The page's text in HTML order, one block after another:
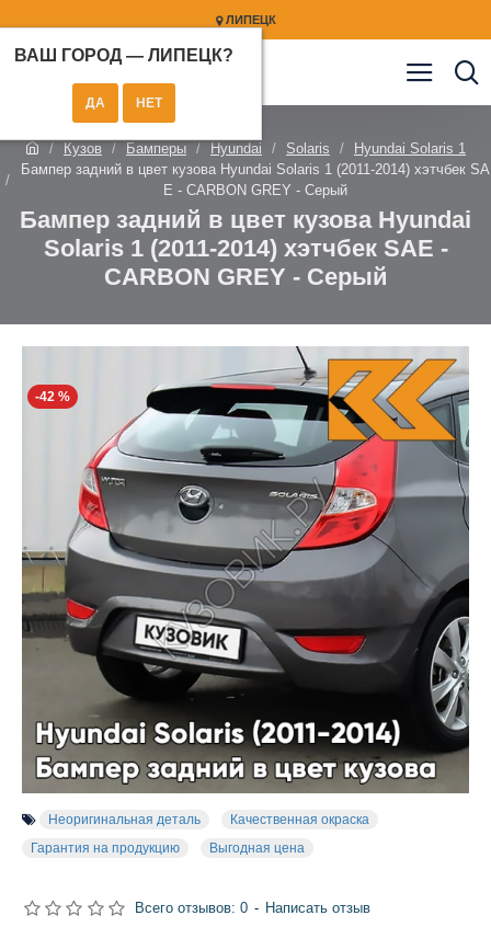
ЛИПЕЦК
ВАШ ГОРОД — ЛИПЕЦК?
Кузов Бамперы Hyundai Solaris
Hyundai Solaris 1
Бампер задний в цвет кузова Hyundai Solaris 1 (2011-2014) хэтчбек SA
E - CARBON GREY - Серый
Бампер задний в цвет кузова Hyundai
Solaris 1 (2011-2014) хэтчбек SAE -
CARBON GREY - Серый
-42 %
Неоригинальная деталь
Качественная окраска
Гарантия на продукцию
Выгодная цена
Всего отзывов: 0 - Написать отзыв